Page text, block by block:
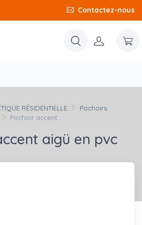
Contactez-nous
RÉSIDENTIELLE
Pochoirs
Pochoir accent...
aigü en pvc